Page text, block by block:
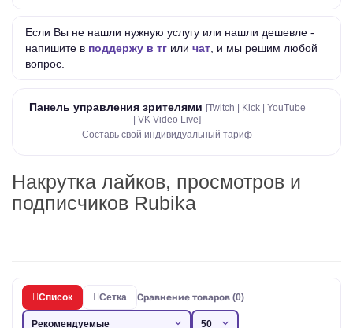
Если Вы не нашли нужную услугу или нашли дешевле -
напишите в поддержу в тг или чат , и мы решим любой
вопрос.
Панель управления зрителями [Twitch | Kick | YouTube
| VK Video Live]
Составь свой индивидуальный тариф
Накрутка лайков, просмотров и
подписчиков Rubika
Список Сетка Сравнение товаров (0)